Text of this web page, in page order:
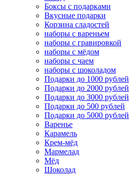
Боксы с подарками
Вкусные подарки
Корзина сладостей
наборы с вареньем
наборы с гравировкой
наборы с мёдом
наборы с чаем
наборы с шоколадом
Подарки до 1000 рублей
Подарки до 2000 рублей
Подарки до 3000 рублей
Подарки до 500 рублей
Подарки до 5000 рублей
Варенье
Карамель
Крем-мёд
Мармелад
Мёд
Шоколад